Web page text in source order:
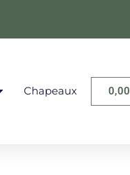
Chapeaux 0,00